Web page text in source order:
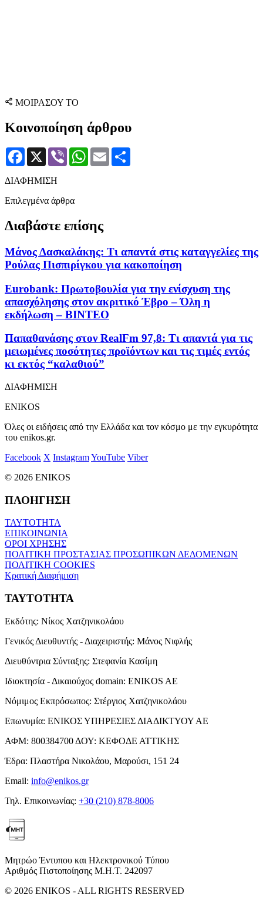
ΜΟΙΡΑΣΟΥ ΤΟ
Κοινοποίηση άρθρου
Facebook
X Viber WhatsApp
Email
ΔΙΑΦΗΜΙΣΗ
Επιλεγμένα άρθρα
Διαβάστε επίσης
Μάνος Δασκαλάκης: Τι απαντά στις καταγγελίες της
Ρούλας Πισπιρίγκου για κακοποίηση
Eurobank: Πρωτοβουλία για την ενίσχυση της
απασχόλησης στον ακριτικό Έβρο – Όλη η
εκδήλωση – ΒΙΝΤΕΟ
Παπαθανάσης στον RealFm 97,8: Τι απαντά για τις
μειωμένες ποσότητες προϊόντων και τις τιμές εντός
κι εκτός “καλαθιού”
ΔΙΑΦΗΜΙΣΗ
ENIKOS
Όλες οι ειδήσεις από την Ελλάδα και τον κόσμο με την εγκυρότητα
του enikos.gr.
Facebook X InstagramYouTube Viber
© 2026 ENIKOS
ΠΛΟΗΓΗΣΗ
ΤΑΥΤΟΤΗΤΑ
ΕΠΙΚΟΙΝΩΝΙΑ
ΟΡΟΙ ΧΡΗΣΗΣ
ΠΟΛΙΤΙΚΗ ΠΡΟΣΤΑΣΙΑΣ ΠΡΟΣΩΠΙΚΩΝ ΔΕΔΟΜΕΝΩΝ
ΠΟΛΙΤΙΚΗ COOKIES
Κρατική Διαφήμιση
ΤΑΥΤΟΤΗΤΑ
Εκδότης: Νίκος Χατζηνικολάου
Γενικός Διευθυντής - Διαχειριστής: Μάνος Νιφλής
Διευθύντρια Σύνταξης: Στεφανία Κασίμη
Ιδιοκτησία - Δικαιούχος domain: ENIKOS AE
Νόμιμος Εκπρόσωπος: Στέργιος Χατζηνικολάου
Επωνυμία: ΕΝΙΚΟΣ ΥΠΗΡΕΣΙΕΣ ΔΙΑΔΙΚΤΥΟΥ ΑΕ
ΑΦΜ: 800384700 ΔΟΥ: ΚΕΦΟΔΕ ΑΤΤΙΚΗΣ
Έδρα: Πλαστήρα Νικολάου, Μαρούσι, 151 24
Email: info@enikos.gr
Τηλ. Επικοινωνίας: +30 (210) 878-8006
Μητρώο Έντυπου και Ηλεκτρονικού Τύπου
Αριθμός Πιστοποίησης Μ.Η.Τ. 242097
© 2026 ENIKOS - ALL RIGHTS RESERVED